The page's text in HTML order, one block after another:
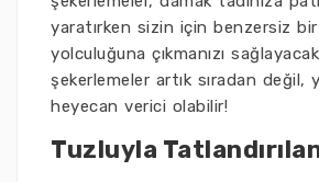
yaratırken sizin için benzersiz
yolculuğuna çıkmanızı
şekerlemeler artık sıradan değil,
heyecan verici olabilir!
Tuzluyla